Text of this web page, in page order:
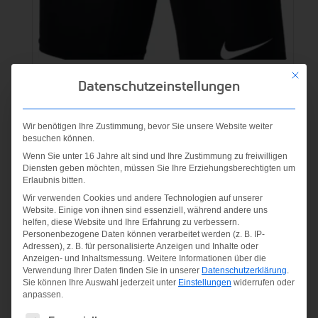
M NP SHORT schwarz
25,00€
inkl. MwSt.
zzgl. Versandkosten
Angebot!
Mit
Datenschutzeinstellungen
Wir benötigen Ihre Zustimmung, bevor Sie unsere Website weiter
besuchen können.
Wenn Sie unter 16 Jahre alt sind und Ihre Zustimmung zu freiwilligen
Diensten geben möchten, müssen Sie Ihre Erziehungsberechtigten um
Erlaubnis bitten.
Wir verwenden Cookies und andere Technologien auf unserer
Website. Einige von ihnen sind essenziell, während andere uns
helfen, diese Website und Ihre Erfahrung zu verbessern.
Personenbezogene Daten können verarbeitet werden (z. B. IP-
Adressen), z. B. für personalisierte Anzeigen und Inhalte oder
Anzeigen- und Inhaltsmessung. Weitere Informationen über die
Verwendung Ihrer Daten finden Sie in unserer Datenschutzerklärung
Sie können Ihre Auswahl jederzeit unter Einstellungen widerrufen oder
anpassen.